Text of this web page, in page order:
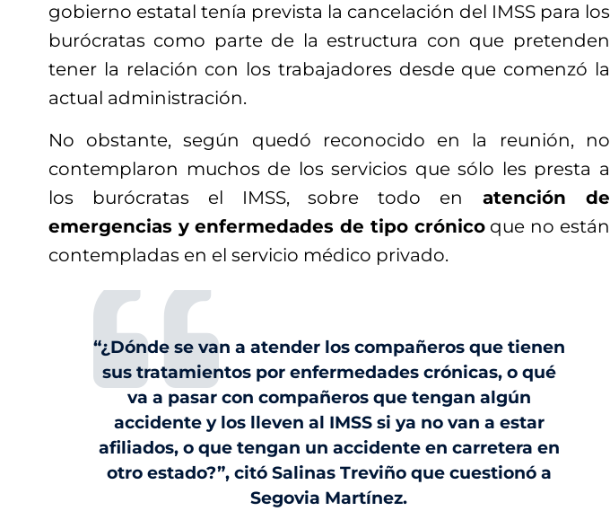
gobierno estatal tenía prevista la cancelación del IMSS para los
burócratas como parte de la estructura con que pretenden
tener la relación con los trabajadores desde que comenzó la
actual administración.
No obstante, según quedó reconocido en la reunión, no
contemplaron muchos de los servicios que sólo les presta a
los burócratas el IMSS, sobre todo en atención de
emergencias y enfermedades de tipo crónicoque no están
contempladas en el servicio médico privado.
“¿Dónde se van a atender los compañeros que tienen
sus tratamientos por enfermedades crónicas, o qué
va a pasar con compañeros que tengan algún
accidente y los lleven al IMSS si ya no van a estar
afiliados, o que tengan un accidente en carretera en
otro estado?”, citó Salinas Treviño que cuestionó a
Segovia Martínez.